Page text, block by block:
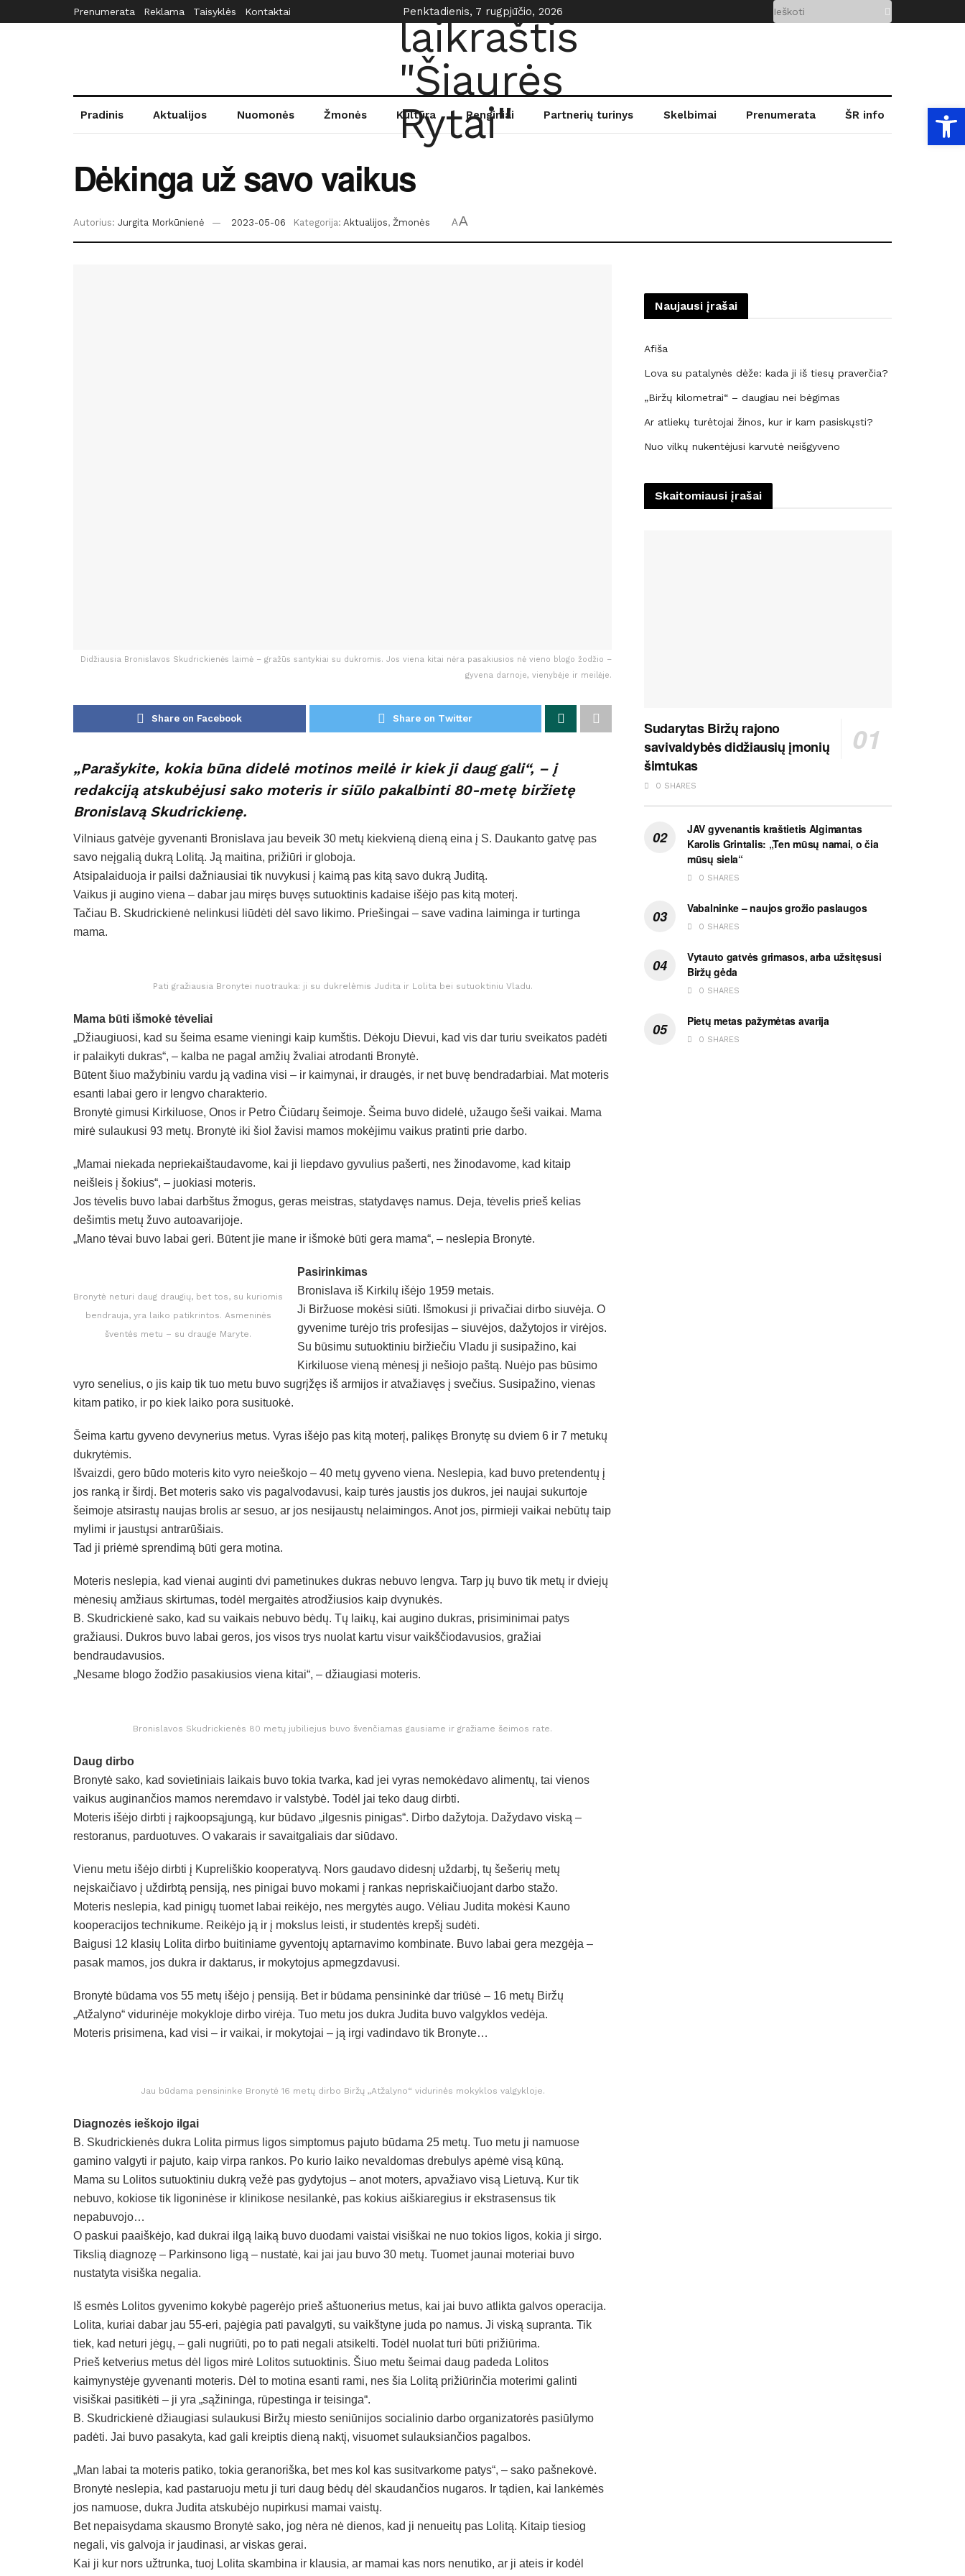
Prenumerata Reklama Taisyklės Kontaktai Penktadienis, 7 rugpjūčio, 2026
Pradinis Aktualijos Nuomonės Žmonės Kultūra Renginiai Partnerių turinys Skelbimai Prenumerata ŠR info
Dėkinga už savo vaikus
Autorius: Jurgita Morkūnienė 2023-05-06 Kategorija: Aktualijos, Žmonės AA
Didžiausia Bronislavos Skudrickienės laimė – gražūs santykiai su dukromis. Jos viena kitai nėra pasakiusios nė vieno blogo žodžio –
gyvena darnoje, vienybėje ir meilėje.
Share on Facebook Share on Twitter
„Parašykite, kokia būna didelė motinos meilė ir kiek ji daug gali“, – į
redakciją atskubėjusi sako moteris ir siūlo pakalbinti 80-metę biržietę
Bronislavą Skudrickienę.
Vilniaus gatvėje gyvenanti Bronislava jau beveik 30 metų kiekvieną dieną eina į S. Daukanto gatvę pas
savo neįgalią dukrą Lolitą. Ją maitina, prižiūri ir globoja.
Atsipalaiduoja ir pailsi dažniausiai tik nuvykusi į kaimą pas kitą savo dukrą Juditą.
Vaikus ji augino viena – dabar jau miręs buvęs sutuoktinis kadaise išėjo pas kitą moterį.
Tačiau B. Skudrickienė nelinkusi liūdėti dėl savo likimo. Priešingai – save vadina laiminga ir turtinga
mama.
Pati gražiausia Bronytei nuotrauka: ji su dukrelėmis Judita ir Lolita bei sutuoktiniu Vladu.
Mama būti išmokė tėveliai
„Džiaugiuosi, kad su šeima esame vieningi kaip kumštis. Dėkoju Dievui, kad vis dar turiu sveikatos padėti
ir palaikyti dukras“, – kalba ne pagal amžių žvaliai atrodanti Bronytė.
Būtent šiuo mažybiniu vardu ją vadina visi – ir kaimynai, ir draugės, ir net buvę bendradarbiai. Mat moteris
esanti labai gero ir lengvo charakterio.
Bronytė gimusi Kirkiluose, Onos ir Petro Čiūdarų šeimoje. Šeima buvo didelė, užaugo šeši vaikai. Mama
mirė sulaukusi 93 metų. Bronytė iki šiol žavisi mamos mokėjimu vaikus pratinti prie darbo.
„Mamai niekada nepriekaištaudavome, kai ji liepdavo gyvulius pašerti, nes žinodavome, kad kitaip
neišleis į šokius“, – juokiasi moteris.
Jos tėvelis buvo labai darbštus žmogus, geras meistras, statydavęs namus. Deja, tėvelis prieš kelias
dešimtis metų žuvo autoavarijoje.
„Mano tėvai buvo labai geri. Būtent jie mane ir išmokė būti gera mama“, – neslepia Bronytė.
Bronytė neturi daug draugių, bet tos, su kuriomis
bendrauja, yra laiko patikrintos. Asmeninės
šventės metu – su drauge Maryte.
Pasirinkimas
Bronislava iš Kirkilų išėjo 1959 metais.
Ji Biržuose mokėsi siūti. Išmokusi ji privačiai dirbo siuvėja. O
gyvenime turėjo tris profesijas – siuvėjos, dažytojos ir virėjos.
Su būsimu sutuoktiniu biržiečiu Vladu ji susipažino, kai
Kirkiluose vieną mėnesį ji nešiojo paštą. Nuėjo pas būsimo
vyro senelius, o jis kaip tik tuo metu buvo sugrįžęs iš armijos ir atvažiavęs į svečius. Susipažino, vienas
kitam patiko, ir po kiek laiko pora susituokė.
Šeima kartu gyveno devynerius metus. Vyras išėjo pas kitą moterį, palikęs Bronytę su dviem 6 ir 7 metukų
dukrytėmis.
Išvaizdi, gero būdo moteris kito vyro neieškojo – 40 metų gyveno viena. Neslepia, kad buvo pretendentų į
jos ranką ir širdį. Bet moteris sako vis pagalvodavusi, kaip turės jaustis jos dukros, jei naujai sukurtoje
šeimoje atsirastų naujas brolis ar sesuo, ar jos nesijaustų nelaimingos. Anot jos, pirmieji vaikai nebūtų taip
mylimi ir jaustųsi antrarūšiais.
Tad ji priėmė sprendimą būti gera motina.
Moteris neslepia, kad vienai auginti dvi pametinukes dukras nebuvo lengva. Tarp jų buvo tik metų ir dviejų
mėnesių amžiaus skirtumas, todėl mergaitės atrodžiusios kaip dvynukės.
B. Skudrickienė sako, kad su vaikais nebuvo bėdų. Tų laikų, kai augino dukras, prisiminimai patys
gražiausi. Dukros buvo labai geros, jos visos trys nuolat kartu visur vaikščiodavusios, gražiai
bendraudavusios.
„Nesame blogo žodžio pasakiusios viena kitai“, – džiaugiasi moteris.
Bronislavos Skudrickienės 80 metų jubiliejus buvo švenčiamas gausiame ir gražiame šeimos rate.
Daug dirbo
Bronytė sako, kad sovietiniais laikais buvo tokia tvarka, kad jei vyras nemokėdavo alimentų, tai vienos
vaikus auginančios mamos neremdavo ir valstybė. Todėl jai teko daug dirbti.
Moteris išėjo dirbti į rajkoopsąjungą, kur būdavo „ilgesnis pinigas“. Dirbo dažytoja. Dažydavo viską –
restoranus, parduotuves. O vakarais ir savaitgaliais dar siūdavo.
Vienu metu išėjo dirbti į Kupreliškio kooperatyvą. Nors gaudavo didesnį uždarbį, tų šešerių metų
neįskaičiavo į uždirbtą pensiją, nes pinigai buvo mokami į rankas nepriskaičiuojant darbo stažo.
Moteris neslepia, kad pinigų tuomet labai reikėjo, nes mergytės augo. Vėliau Judita mokėsi Kauno
kooperacijos technikume. Reikėjo ją ir į mokslus leisti, ir studentės krepšį sudėti.
Baigusi 12 klasių Lolita dirbo buitiniame gyventojų aptarnavimo kombinate. Buvo labai gera mezgėja –
pasak mamos, jos dukra ir daktarus, ir mokytojus apmegzdavusi.
Bronytė būdama vos 55 metų išėjo į pensiją. Bet ir būdama pensininkė dar triūsė – 16 metų Biržų
„Atžalyno“ vidurinėje mokykloje dirbo virėja. Tuo metu jos dukra Judita buvo valgyklos vedėja.
Moteris prisimena, kad visi – ir vaikai, ir mokytojai – ją irgi vadindavo tik Bronyte…
Jau būdama pensininke Bronytė 16 metų dirbo Biržų „Atžalyno“ vidurinės mokyklos valgykloje.
Diagnozės ieškojo ilgai
B. Skudrickienės dukra Lolita pirmus ligos simptomus pajuto būdama 25 metų. Tuo metu ji namuose
gamino valgyti ir pajuto, kaip virpa rankos. Po kurio laiko nevaldomas drebulys apėmė visą kūną.
Mama su Lolitos sutuoktiniu dukrą vežė pas gydytojus – anot moters, apvažiavo visą Lietuvą. Kur tik
nebuvo, kokiose tik ligoninėse ir klinikose nesilankė, pas kokius aiškiaregius ir ekstrasensus tik
nepabuvojo…
O paskui paaiškėjo, kad dukrai ilgą laiką buvo duodami vaistai visiškai ne nuo tokios ligos, kokia ji sirgo.
Tikslią diagnozę – Parkinsono ligą – nustatė, kai jai jau buvo 30 metų. Tuomet jaunai moteriai buvo
nustatyta visiška negalia.
Iš esmės Lolitos gyvenimo kokybė pagerėjo prieš aštuonerius metus, kai jai buvo atlikta galvos operacija.
Lolita, kuriai dabar jau 55-eri, pajėgia pati pavalgyti, su vaikštyne juda po namus. Ji viską supranta. Tik
tiek, kad neturi jėgų, – gali nugriūti, po to pati negali atsikelti. Todėl nuolat turi būti prižiūrima.
Prieš ketverius metus dėl ligos mirė Lolitos sutuoktinis. Šiuo metu šeimai daug padeda Lolitos
kaimynystėje gyvenanti moteris. Dėl to motina esanti rami, nes šia Lolitą prižiūrinčia moterimi galinti
visiškai pasitikėti – ji yra „sąžininga, rūpestinga ir teisinga“.
B. Skudrickienė džiaugiasi sulaukusi Biržų miesto seniūnijos socialinio darbo organizatorės pasiūlymo
padėti. Jai buvo pasakyta, kad gali kreiptis dieną naktį, visuomet sulauksiančios pagalbos.
„Man labai ta moteris patiko, tokia geranoriška, bet mes kol kas susitvarkome patys“, – sako pašnekovė.
Bronytė neslepia, kad pastaruoju metu ji turi daug bėdų dėl skaudančios nugaros. Ir tądien, kai lankėmės
jos namuose, dukra Judita atskubėjo nupirkusi mamai vaistų.
Bet nepaisydama skausmo Bronytė sako, jog nėra nė dienos, kad ji nenueitų pas Lolitą. Kitaip tiesiog
negali, vis galvoja ir jaudinasi, ar viskas gerai.
Kai ji kur nors užtrunka, tuoj Lolita skambina ir klausia, ar mamai kas nors nenutiko, ar ji ateis ir kodėl
Naujausi įrašai
Afiša
Lova su patalynės dėže: kada ji iš tiesų praverčia?
„Biržų kilometrai“ – daugiau nei bėgimas
Ar atliekų turėtojai žinos, kur ir kam pasiskųsti?
Nuo vilkų nukentėjusi karvutė neišgyveno
Skaitomiausi įrašai
Sudarytas Biržų rajono
savivaldybės didžiausių įmonių
šimtukas
0 SHARES
JAV gyvenantis kraštietis Algimantas
Karolis Grintalis: „Ten mūsų namai, o čia
mūsų siela“
0 SHARES
Vabalninke – naujos grožio paslaugos
0 SHARES
Vytauto gatvės grimasos, arba užsitęsusi
Biržų gėda
0 SHARES
Pietų metas pažymėtas avarija
0 SHARES